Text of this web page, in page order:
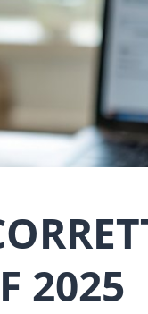
2025